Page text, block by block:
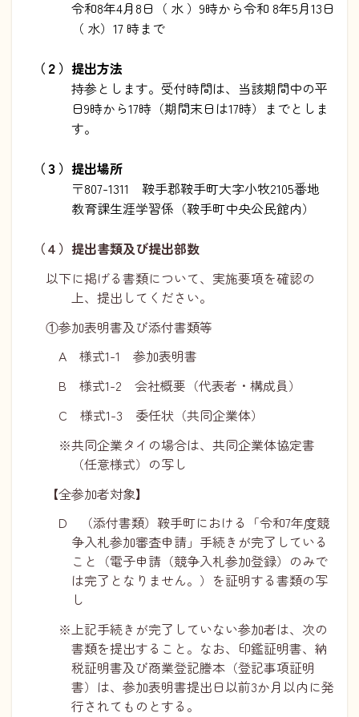
令和8年4月8日（ 水 ）9時から令和 8年5月13日
（ 水）17 時まで
（２）提出方法
持参とします。受付時間は、当該期間中の平
日9時から17時（期間末日は17時）までとしま
す。
（３）提出場所
〒807-1311 鞍手郡鞍手町大字小牧2105番地
教育課生涯学習係（鞍手町中央公民館内）
（４）提出書類及び提出部数
以下に掲げる書類について、実施要項を確認の
上、提出してください。
①参加表明書及び添付書類等
A 様式1-1 参加表明書
B 様式1-2 会社概要（代表者・構成員）
C 様式1-3 委任状（共同企業体）
※共同企業タイの場合は、共同企業体協定書
（任意様式）の写し
【全参加者対象】
D （添付書類）鞍手町における「令和7年度競
争入札参加審査申請」手続きが完了している
こと（電子申請（競争入札参加登録）のみで
は完了となりません。）を証明する書類の写
し
※上記手続きが完了していない参加者は、次の
書類を提出すること。なお、印鑑証明書、納
税証明書及び商業登記謄本（登記事項証明
書）は、参加表明書提出日以前3か月以内に発
行されてものとする。